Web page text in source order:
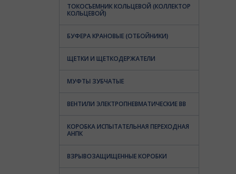
ТОКОСЪЕМНИК КОЛЬЦЕВОЙ (КОЛЛЕКТОР
КОЛЬЦЕВОЙ)
БУФЕРА КРАНОВЫЕ (ОТБОЙНИКИ)
ЩЕТКИ И ЩЕТКОДЕРЖАТЕЛИ
МУФТЫ ЗУБЧАТЫЕ
ВЕНТИЛИ ЭЛЕКТРОПНЕВМАТИЧЕСКИЕ ВВ
КОРОБКА ИСПЫТАТЕЛЬНАЯ ПЕРЕХОДНАЯ
АНПК
ВЗРЫВОЗАЩИЩЕННЫЕ КОРОБКИ